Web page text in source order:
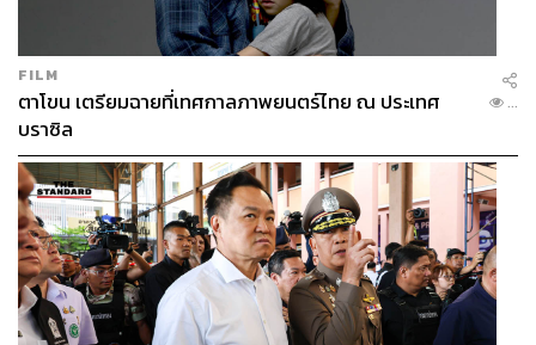
FILM
ตาโขน เตรียมฉายที่เทศกาลภาพยนตร์ไทย ณ ประเทศ
บราซิล
...